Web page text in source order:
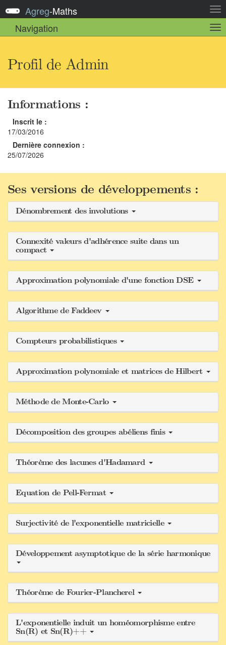
la
Agreg-Maths
Navigation
la
Profil de Admin
Informations :
Inscrit le :
17/03/2016
Dernière connexion :
25/07/2026
Ses versions de développements :
Dénombrement des involutions
Connexité valeurs d'adhérence suite dans un
compact
Approximation polynomiale d'une fonction DSE
Algorithme de Faddeev
Compteurs probabilistiques
Approximation polynomiale et matrices de Hilbert
Méthode de Monte-Carlo
Décomposition des groupes abéliens finis
Théorème des lacunes d'Hadamard
Equation de Pell-Fermat
Surjectivité de l'exponentielle matricielle
Développement asymptotique de la série harmonique
Théorème de Fourier-Plancherel
L'exponentielle induit un homéomorphisme entre
Sn(R) et Sn(R)++